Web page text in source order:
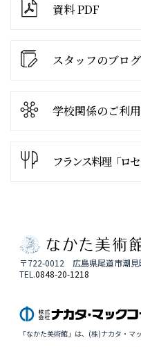
資料 PDF
スタッフのブログ
学校関係のご利
フランス料理「ロセ
〒722-0012 広島県尾道市潮見
TEL.0848-20-1218
「なかた美術館」は、(株)ナカタ・